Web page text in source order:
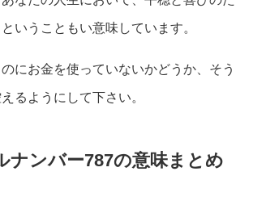
いうこともい意味しています。
にお金を使っていないかどうか、そう
るようにして下さい。
ナンバー787の意味まとめ